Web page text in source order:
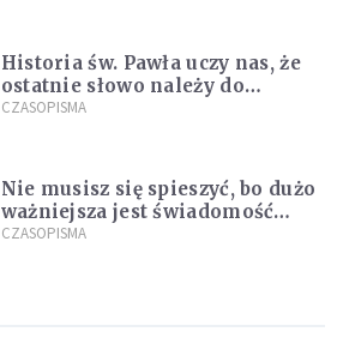
Historia św. Pawła uczy nas, że
ostatnie słowo należy do
światła, a nie do ciemności
CZASOPISMA
Nie musisz się spieszyć, bo dużo
ważniejsza jest świadomość
kierunku
CZASOPISMA